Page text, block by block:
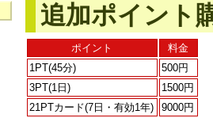
追加ポイント
ポイント
料金
1PT(45分)
500円
3PT(1日)
1500円
21PTカード(7日・有効1年)
9000円